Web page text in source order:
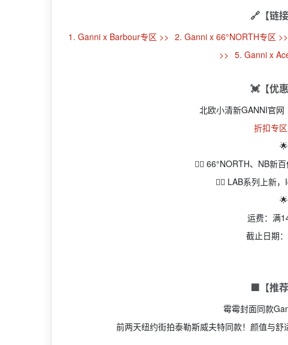
🔗【链
1. Ganni x Barbour专区 >> 2. Ganni x 66°NORTH专区 >>
>> 5. Ganni x
💓【优
北欧小清新GANNI官网
折扣专
🌟
👉🏻 66°NORTH、NB新
👉🏻 LAB系列上新
🌟
运费：满
截止日期
🟩【推
霉霉封面同款
前两天纽约街拍泰勒斯威夫特同款！颜值与